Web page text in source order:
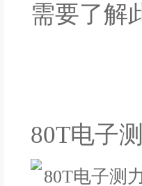
需要了解
80T电子